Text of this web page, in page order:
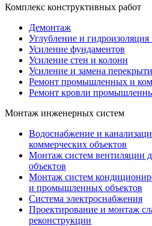
Комплекс конструктивных работ
Демонтаж
Углубление и гидроизоляция
Усиление фундаментов
Усиление стен и колонн
Усиление и замена
Ремонт промышленных и
Ремонт кровли
Монтаж инженерных систем
Водоснабжение и
коммерческих объектов
Монтаж систем вентиляции
объектов
Монтаж систем
и промышленных объектов
Система электроснабжения
Проектирование и монтаж
реконструкции